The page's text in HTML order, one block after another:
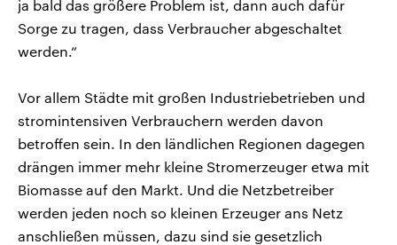
ja bald das größere Problem ist, dann auch dafür
Sorge zu tragen, dass Verbraucher abgeschaltet
werden.“
Vor allem Städte mit großen Industriebetrieben und
stromintensiven Verbrauchern werden davon
betroffen sein. In den ländlichen Regionen dagegen
drängen immer mehr kleine Stromerzeuger etwa mit
Biomasse auf den Markt. Und die Netzbetreiber
werden jeden noch so kleinen Erzeuger ans Netz
anschließen müssen, dazu sind sie gesetzlich